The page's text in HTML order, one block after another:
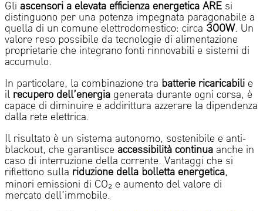
Gli ascensori a elevata efficienza energetica ARE si
distinguono per una potenza impegnata paragonabile a
quella di un comune elettrodomestico: circa 300W. Un
valore reso possibile da tecnologie di alimentazione
proprietarie che integrano fonti rinnovabili e sistemi di
accumulo.
In particolare, la combinazione tra batterie ricaricabili e
il recupero dell’energia generata durante ogni corsa, è
capace di diminuire e addirittura azzerare la dipendenza
dalla rete elettrica.
Il risultato è un sistema autonomo, sostenibile e anti-
blackout, che garantisce accessibilità continua anche in
caso di interruzione della corrente. Vantaggi che si
riflettono sulla riduzione della bolletta energetica,
minori emissioni di CO₂ e aumento del valore di
mercato dell’immobile.